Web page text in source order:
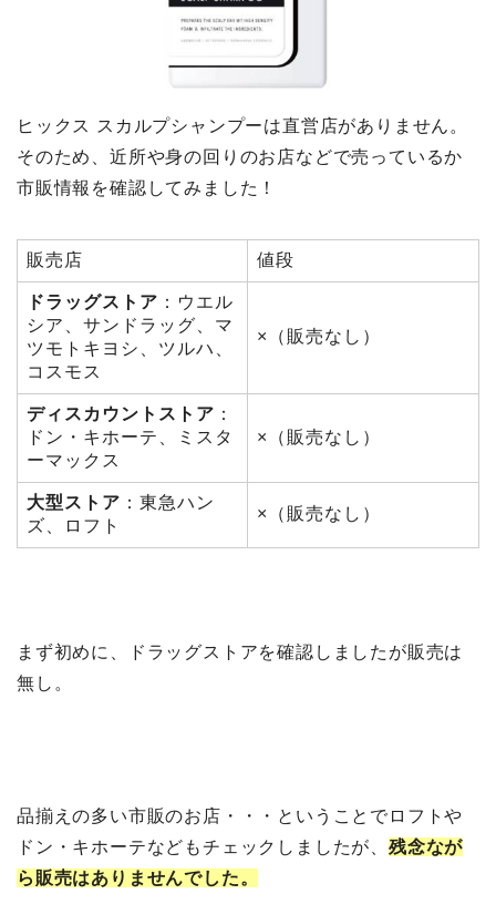
ヒックス スカルプシャンプーは直営店がありません。
そのため、近所や身の回りのお店などで売っているか
市販情報を確認してみました！
販売店 値段
ドラッグストア ：ウエル
シア、サンドラッグ、マ
ツモトキヨシ、ツルハ、
コスモス
×（販売なし）
ディスカウントストア ：
ドン・キホーテ、ミスタ
ーマックス
×（販売なし）
大型ストア ：東急ハン
ズ、ロフト
×（販売なし）
まず初めに、ドラッグストアを確認しましたが販売は
無し。
品揃えの多い市販のお店・・・ということでロフトや
ドン・キホーテなどもチェックしましたが、 残念なが
ら販売はありませんでした。